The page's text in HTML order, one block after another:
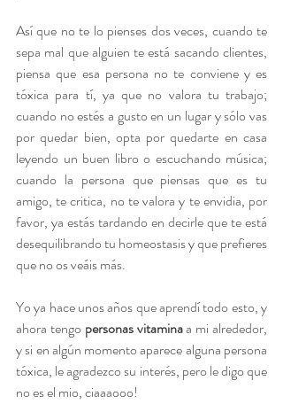
Así que no te lo pienses dos veces, cuando te
sepa mal que alguien te está sacando clientes,
piensa que esa persona no te conviene y es
tóxica para tí, ya que no valora tu trabajo;
cuando no estés a gusto en un lugar y sólo vas
por quedar bien, opta por quedarte en casa
leyendo un buen libro o escuchando música;
cuando la persona que piensas que es tu
amigo, te critica, no te valora y te envidia, por
favor, ya estás tardando en decirle que te está
desequilibrando tu homeostasis y que prefieres
que no os veáis más.
Yo ya hace unos años que aprendí todo esto, y
ahora tengo personas vitamina a mi alrededor,
y si en algún momento aparece alguna persona
tóxica, le agradezco su interés, pero le digo que
no es el mio, ciaaaooo!